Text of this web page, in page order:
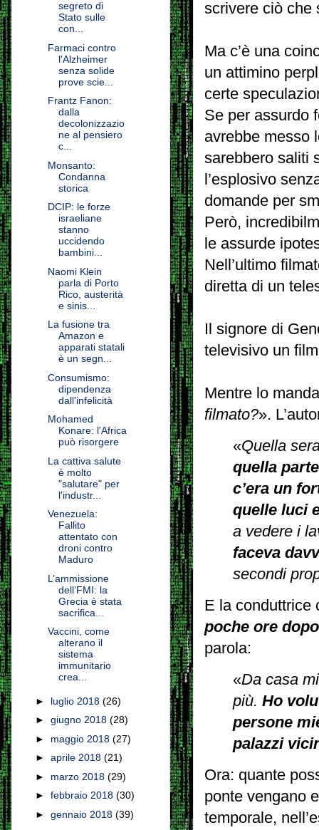
scrivere ciò che
Ma c’è una
un attimino
certe
Se per assurdo
avrebbe messo
sarebbero saliti
l’esplosivo
domande per
Però,
le assurde
Nell’ultimo
diretta di un
Il signore di
televisivo un
Mentre lo
filmato?».
«Quella
quella
c’era un
quelle luci
a vedere i
faceva
secondi
E la conduttrice
poche ore
parola:
«Da casa
più. Ho
persone
palazzi
Ora: quante
ponte vengano
temporale,
segreto di
Stato sulle
con...
Farmaci contro
l'Alzheimer
senza solide
prove scie...
Frantz Fanon:
dalla
decolonizzazio
ne al pensiero
c...
Monsanto:
Condanna
storica
DCIP: le forze
israeliane
stanno
uccidendo
bambini...
Naomi Klein
parla di Porto
Rico, austerità
e sinis...
La fusione tra
Amazon e
apparati statali
è un segn...
Consumismo:
dipendenza
dall'infelicità
Mohamed
Konare: l'Africa
può risorgere
La cattiva salute
è molto
"salutare" per
l'industr...
Venezuela:
Fallito
attentato con
droni contro
Maduro
L’ammissione
dell’FMI: la
Grecia è stata
sacrifica...
Vaccini, come
alterano il
sistema
immunitario
crea...
► luglio 2018 (26)
► giugno 2018 (28)
► maggio 2018 (27)
► aprile 2018 (21)
► marzo 2018 (29)
► febbraio 2018 (30)
► gennaio 2018 (39)